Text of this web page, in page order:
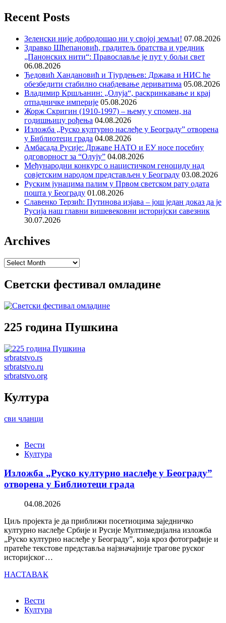
Recent Posts
Зеленски није добродошао ни у својој земљи! 07.08.2026
Здравко Шћепановић, градитељ братства и уредник
„Панонских нити“: Православље је пут у бољи свет
06.08.2026
Ђедовић Хандановић и Тјурдењев: Држава и НИС ће
обезбедити стабилно снабдевање дериватима 05.08.2026
Владимир Кршљанин: „Олуја“, раскринкавање и крај
отпадничке империје 05.08.2026
Жорж Скригин (1910-1997) – њему у спомен, на
годишњицу рођења 04.08.2026
Изложба „Руско културно наслеђе у Београду” отворена
у Библиотеци града 04.08.2026
Амбасада Русије: Државе НАТО и ЕУ носе посебну
одговорност за “Олују” 04.08.2026
Међународни конкурс о нацистичком геноциду над
совјетским народом представљен у Београду 03.08.2026
Руским јунацима палим у Првом светском рату одата
пошта у Београду 01.08.2026
Славенко Терзић: Путинова изјава – још један доказ да је
Русија наш главни вишевековни историјски савезник
30.07.2026
Archives
Archives
Светски фестивал омладине
225 година Пушкина
srbratstvo.rs
srbratstvo.ru
srbratstvo.org
Култура
сви чланци
Вести
Култура
Изложба „Руско културно наслеђе у Београду”
отворена у Библиотеци града
04.08.2026
Циљ пројекта је да приближи посетиоцима заједничко
културно наслеђе Србије и Русије Мултимедијална изложба
„Руско културно наслеђе у Београду”, која кроз фотографије и
пратеће текстове представља најзначајније трагове руског
историјског…
НАСТАВАК
Вести
Култура